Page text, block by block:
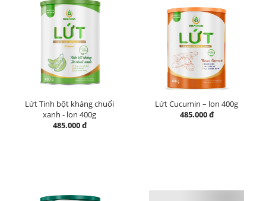
Lứt Tinh bột kháng chuối
xanh - lon 400g
485.000 đ
Lứt Cucumin – lon 400g
485.000 đ